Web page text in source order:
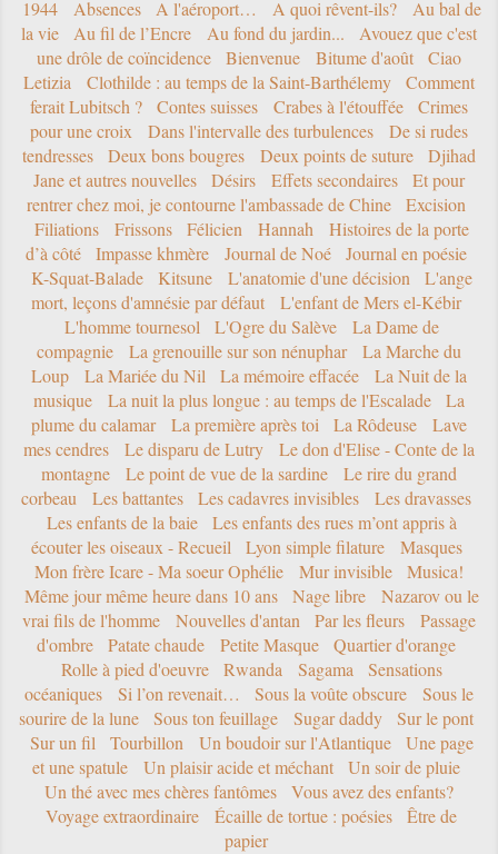
1944 Absences A l'aéroport… A quoi rêvent-ils?
Au bal de
la vie
Au fil de l’Encre Au fond du jardin...
Avouez que c'est
une drôle de coïncidence
Bienvenue Bitume d'août
Ciao
Letizia
Clothilde : au temps de la Saint-Barthélemy
Comment
ferait Lubitsch ?
Contes suisses Crabes à l'étouffée
Crimes
pour une croix
Dans l'intervalle des turbulences
De si rudes
tendresses
Deux bons bougres Deux points de suture
Djihad
Jane et autres nouvelles
Désirs Effets secondaires
Et pour
rentrer chez moi, je contourne l'ambassade de Chine
Excision
Filiations
Frissons Félicien Hannah
Histoires de la porte
d’à côté
Impasse khmère Journal de Noé
Journal en poésie
K-Squat-Balade
Kitsune L'anatomie d'une décision
L'ange
mort, leçons d'amnésie par défaut
L'enfant de Mers el-Kébir
L'homme tournesol
L'Ogre du Salève
La Dame de
compagnie
La grenouille sur son nénuphar
La Marche du
Loup
La Mariée du Nil La mémoire effacée
La Nuit de la
musique
La nuit la plus longue : au temps de l'Escalade
La
plume du calamar
La première après toi La Rôdeuse
Lave
mes cendres
Le disparu de Lutry
Le don d'Elise - Conte de la
montagne
Le point de vue de la sardine
Le rire du grand
corbeau
Les battantes Les cadavres invisibles
Les dravasses
Les enfants de la baie
Les enfants des rues m’ont appris à
écouter les oiseaux - Recueil
Lyon simple filature
Masques
Mon frère Icare - Ma soeur Ophélie
Mur invisible
Musica!
Même jour même heure dans 10 ans
Nage libre
Nazarov ou le
vrai fils de l'homme
Nouvelles d'antan Par les fleurs
Passage
d'ombre
Patate chaude Petite Masque
Quartier d'orange
Rolle à pied d'oeuvre
Rwanda Sagama
Sensations
océaniques
Si l’on revenait… Sous la voûte obscure
Sous le
sourire de la lune
Sous ton feuillage Sugar daddy
Sur le pont
Sur un fil
Tourbillon Un boudoir sur l'Atlantique
Une page
et une spatule
Un plaisir acide et méchant
Un soir de pluie
Un thé avec mes chères fantômes
Vous avez des enfants?
Voyage extraordinaire
Écaille de tortue : poésies
Être de
papier